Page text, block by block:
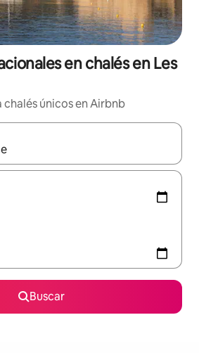
en chalés en Les
chalés únicos en Airbnb
estén disponibles, navega con las
Buscar